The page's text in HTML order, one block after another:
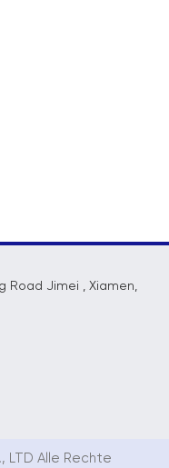
Road Jimei , Xiamen,
LTD Alle Rechte